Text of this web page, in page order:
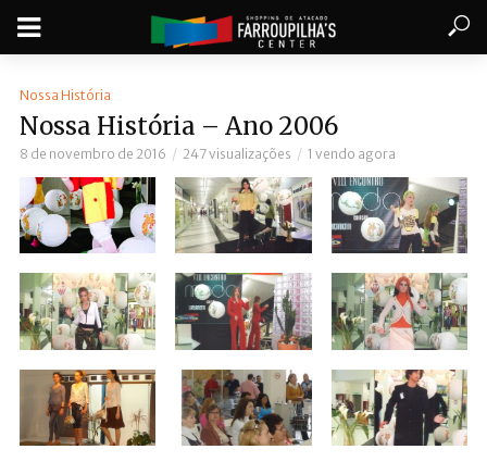
Nossa História
Nossa História – Ano 2006
8 de novembro de 2016 247 visualizações 1 vendo agora